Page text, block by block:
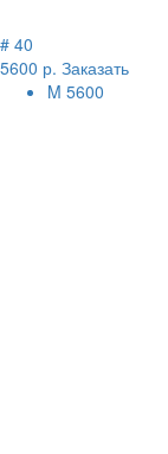
# 40
5600 р. Заказать
M 5600